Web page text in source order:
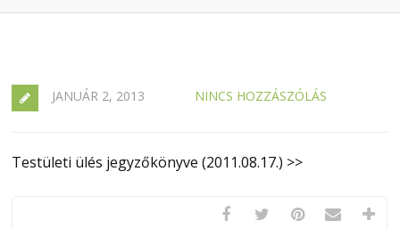
JANUÁR 2, 2013 NINCS HOZZÁSZÓLÁS
Testületi ülés jegyzőkönyve (2011.08.17.) >>